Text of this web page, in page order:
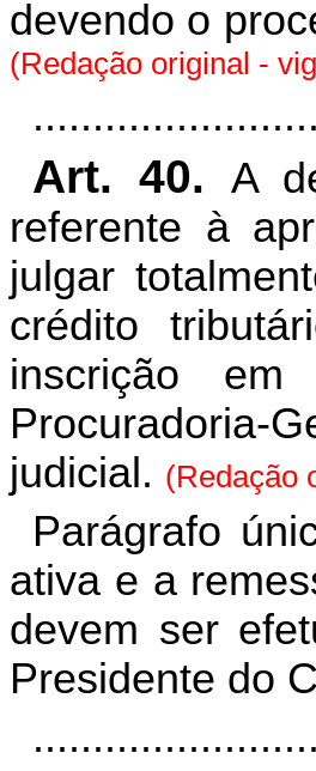
devendo o
(Redação original -
Art. 40. A
referente à
julgar
crédito
inscrição
Procuradoria-
judicial. (Redação
Parágrafo
ativa e a
devem ser
Presidente do